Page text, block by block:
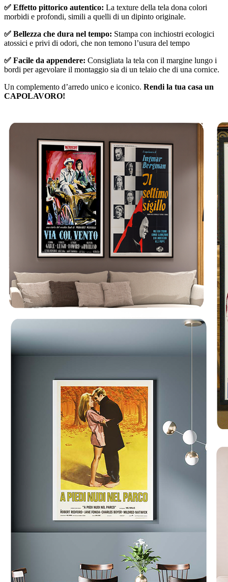
✅ Effetto pittorico autentico: La texture della tela dona colori
morbidi e profondi, simili a quelli di un dipinto originale.
✅ Bellezza che dura nel tempo: Stampa con inchiostri ecologici
atossici e privi di odori, che non temono l’usura del tempo
✅ Facile da appendere: Consigliata la tela con il margine lungo i
bordi per agevolare il montaggio sia di un telaio che di una cornice.
Un complemento d’arredo unico e iconico. Rendi la tua casa un
CAPOLAVORO!